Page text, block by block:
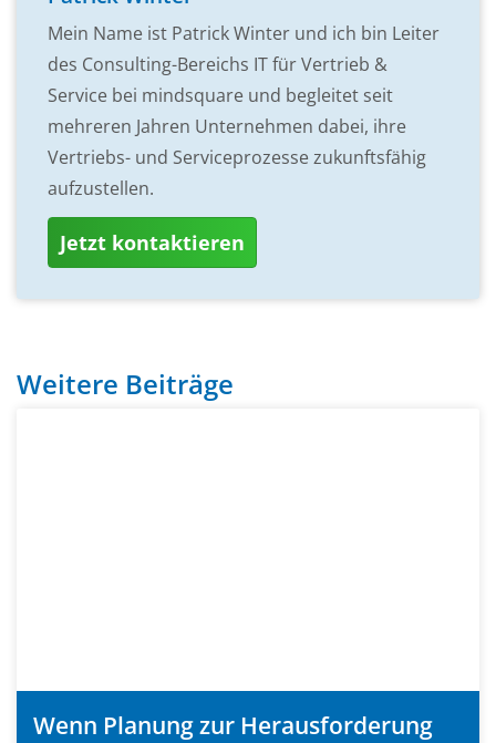
Mein Name ist Patrick Winter und ich bin Leiter
des Consulting-Bereichs IT für Vertrieb &
Service bei mindsquare und begleitet seit
mehreren Jahren Unternehmen dabei, ihre
Vertriebs- und Serviceprozesse zukunftsfähig
aufzustellen.
Jetzt kontaktieren
Weitere Beiträge
Wenn Planung zur Herausforderung